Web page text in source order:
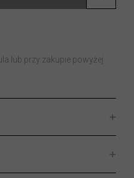
lub przy zakupie powyżej